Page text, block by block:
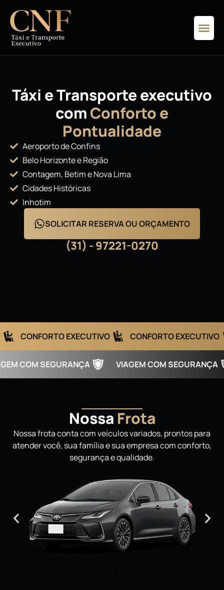
Táxi e Transporte executivo
comConforto e
Pontualidade
Aeroporto de Confins
Belo Horizonte e Região
Contagem, Betim e Nova Lima
Cidades Históricas
Inhotim
SOLICITAR RESERVA OU ORÇAMENTO
(31) - 97221-0270
CONFORTO EXECUTIVO CONFORTO
VIAGEM COM SEGURANÇA
Nossa Frota
Nossa frota conta com veículos variados, prontos para
atender você, sua família e sua empresa com conforto,
segurança e qualidade.